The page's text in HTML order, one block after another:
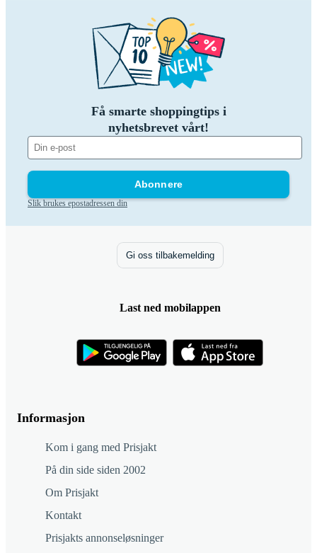
Få smarte shoppingtips i
nyhetsbrevet vårt!
Abonnere
Slik brukes epostadressen din
Informasjon
Kom i gang med Prisjakt
På din side siden 2002
Om Prisjakt
Kontakt
Prisjakts annonseløsninger
Gi oss tilbakemelding
Last ned mobilappen